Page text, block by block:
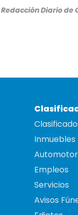
Redacción Diario de
Inmuebles
Empleos
Servicios
Avisos